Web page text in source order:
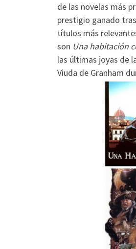
de las novelas más
prestigio ganado
títulos más
son Una habitación
las últimas joyas de
Viuda de Granham